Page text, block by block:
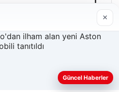
daha iyi anlayabilmek,
×
Güncel Haberler